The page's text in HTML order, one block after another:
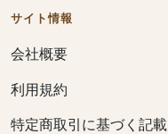
サイト情報
会社概要
利用規約
特定商取引に基づく記載